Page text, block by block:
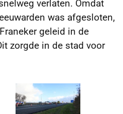
verlaten. Omdat
was afgesloten,
geleid in de
zorgde in de stad voor